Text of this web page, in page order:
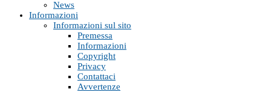
News
Informazioni
Informazioni sul sito
Premessa
Informazioni
Copyright
Privacy
Contattaci
Avvertenze